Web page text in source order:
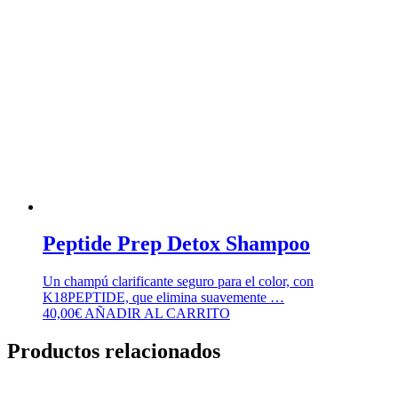
Peptide Prep Detox Shampoo
Un champú clarificante seguro para el color, con
K18PEPTIDE, que elimina suavemente …
40,00€ AÑADIR AL CARRITO
Productos relacionados